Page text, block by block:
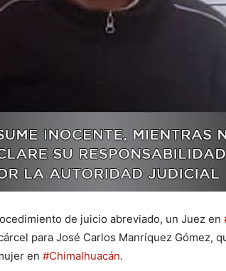
de juicio abreviado, un Juez en
para José Carlos Manríquez Gómez,
en #Chimalhuacán.